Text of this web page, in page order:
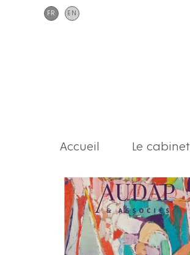
FR EN
Accueil Le cabinet